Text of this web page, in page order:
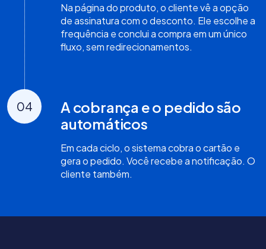
Na página do produto, o cliente vê a opção
de assinatura com o desconto. Ele escolhe a
frequência e conclui a compra em um único
fluxo, sem redirecionamentos.
04
A cobrança e o pedido são
automáticos
Em cada ciclo, o sistema cobra o cartão e
gera o pedido. Você recebe a notificação. O
cliente também.